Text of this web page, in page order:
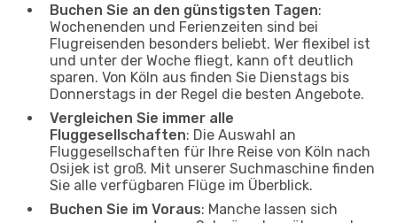
Buchen Sie an den günstigsten Tagen:
Wochenenden und Ferienzeiten sind bei
Flugreisenden besonders beliebt. Wer flexibel ist
und unter der Woche fliegt, kann oft deutlich
sparen. Von Köln aus finden Sie Dienstags bis
Donnerstags in der Regel die besten Angebote.
Vergleichen Sie immer alle
Fluggesellschaften: Die Auswahl an
Fluggesellschaften für Ihre Reise von Köln nach
Osijek ist groß. Mit unserer Suchmaschine finden
Sie alle verfügbaren Flüge im Überblick.
Buchen Sie im Voraus: Manche lassen sich